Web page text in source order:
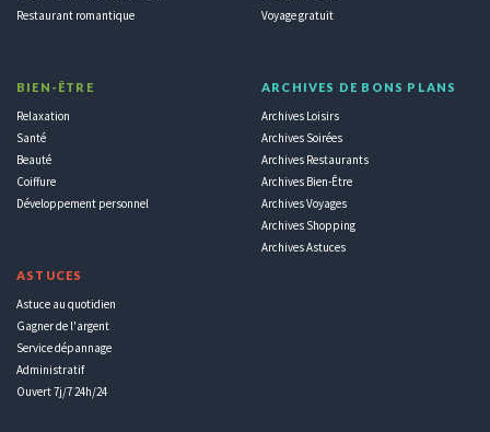
Restaurant romantique
BIEN-ÊTRE
Relaxation
Santé
Beauté
Coiffure
Développement personnel
ASTUCES
Astuce au quotidien
Gagner de l'argent
Service dépannage
Administratif
Ouvert 7j/7 24h/24
Voyage gratuit
ARCHIVES DE BONS PLANS
Archives Loisirs
Archives Soirées
Archives Restaurants
Archives Bien-Être
Archives Voyages
Archives Shopping
Archives Astuces